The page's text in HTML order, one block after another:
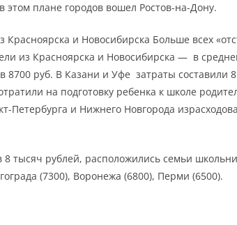
этом плане городов вошел Ростов-на-Дону.
Красноярска и Новосибирска Больше всех
из Красноярска и Новосибирска — в
8700 руб. В Казани и Уфе затраты составили
на подготовку ребенка к школе
Петербурга и Нижнего Новгорода
тысяч рублей, расположились семьи
(7300), Воронежа (6800), Перми (6500).